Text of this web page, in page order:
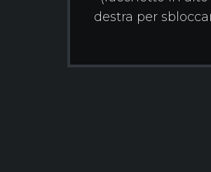
destra per